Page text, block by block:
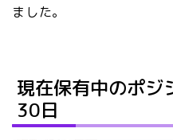
ました。
現在保有中のポ
30日